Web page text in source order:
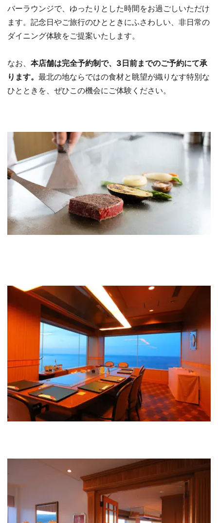
バーラウンジで、ゆったりとした時間をお過ごしいただけ
ます。記念日やご旅行のひとときにふさわしい、非日常の
ダイニング体験をご提案いたします。
なお、 本店舗は完全予約制で、3日前までのご予約にて承
ります。 最北の地ならではの食材と眺望が織りなす特別な
ひとときを、ぜひこの機会にご体験ください。